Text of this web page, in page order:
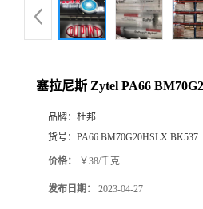
品
厅
塞拉尼斯 Zytel PA66
品牌： 杜邦
货号： PA66 BM70G20HSLX BK537
价格： ￥38/千克
发布日期： 2023-04-27